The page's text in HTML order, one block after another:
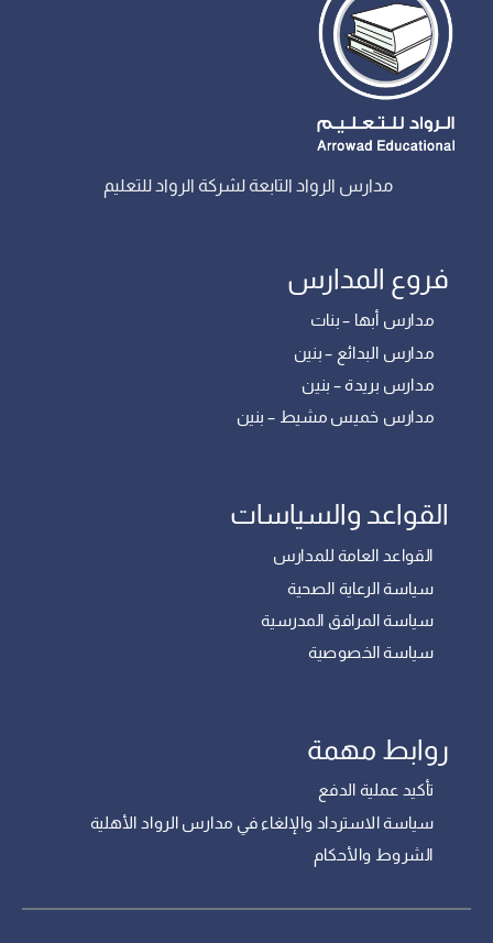
مدارس الرواد التابعة لشركة الرواد للتعليم
فروع المدارس
مدارس أبها – بنات
مدارس البدائع – بنين
مدارس بريدة – بنين
مدارس خميس مشيط – بنين
القواعد والسياسات
القواعد العامة للمدارس
سياسة الرعاية الصحية
سياسة المرافق المدرسية
سياسة الخصوصية
روابط مهمة
تأكيد عملية الدفع
سياسة الاسترداد والإلغاء في مدارس الرواد الأهلية
الشروط والأحكام